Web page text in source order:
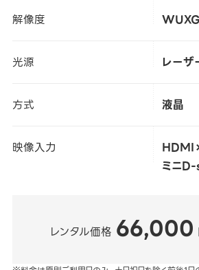
解像度
光源 レーザ
方式 液晶
映像入力
ミニ
レンタル価格 66,000